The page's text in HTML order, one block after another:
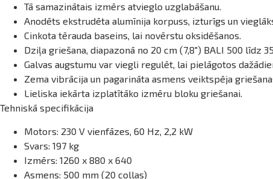
Tā samazinātais izmērs atvieglo uzglabāšanu.
Anodēts ekstrudēta alumīnija korpuss, izturīgs un
Cinkota tērauda baseins, lai novērstu oksidēšanos.
Dziļa griešana, diapazonā no 20 cm (7,8") BALI 500 līdz
Galvas augstumu var viegli regulēt, lai pielāgotos
Zema vibrācija un pagarināta asmens veiktspēja
Lieliska iekārta izplatītāko izmēru bloku griešanai.
Tehniskā specifikācija
Motors: 230 V vienfāzes, 60 Hz, 2,2 kW
Svars: 197 kg
Izmērs: 1260 x 880 x 640
Asmens: 500 mm (20 collas)